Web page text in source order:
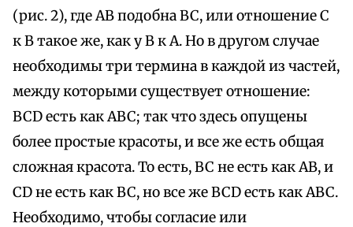
(рис. 2), где AB подобна BC, или отношение C
к B такое же, как у B к A. Но в другом случае
необходимы три термина в каждой из частей,
между которыми существует отношение:
BCD есть как ABC; так что здесь опущены
более простые красоты, и все же есть общая
сложная красота. То есть, BC не есть как AB, и
CD не есть как BC, но все же BCD есть как ABC.
Необходимо, чтобы согласие или